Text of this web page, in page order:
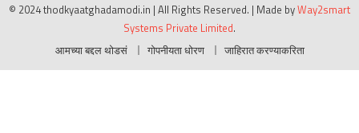
© 2024 thodkyaatghadamodi.in | All Rights Reserved. | Made byWay2smart
Systems Private Limited.
आमच्या बद्दल थोडसं
गोपनीयता धोरण जाहिरात करण्याकरिता